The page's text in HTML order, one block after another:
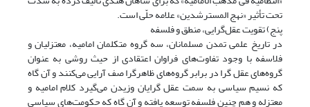
تحت تأثیر «نهج المسترشدین» علامه حلّی است.
پنج) تقویت عقل‌گرایی، منطق و فلسفه
در تاریخ علمی تمدن مسلمانان، سه گروه متکلمان امامیه، معتزلیان و
فلاسفه با وجود تفاوت‌های فراوان اعتقادی از حیث روشی به عنوان
گروه‌های عقل گرا در برابر گروه‌های ظاهرگرا صف آرایی می‌کنند و آن گاه
که نسیم سیاسی به سمت عقل گرایان وزیدن می‌گیرد کلام امامیه و
معتزله و هم چنین فلسفه توسعه یافته و آن گاه که حکومت‌های سیاسی